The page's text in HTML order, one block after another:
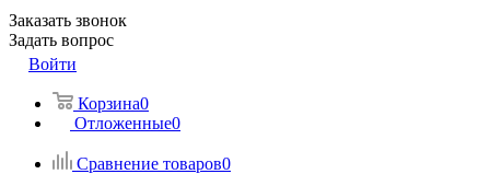
Заказать звонок
Задать вопрос
Войти
Корзина0
Отложенные0
Сравнение товаров0